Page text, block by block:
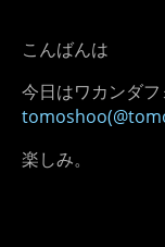
こんばんは
今日はワカンダ
楽しみ。